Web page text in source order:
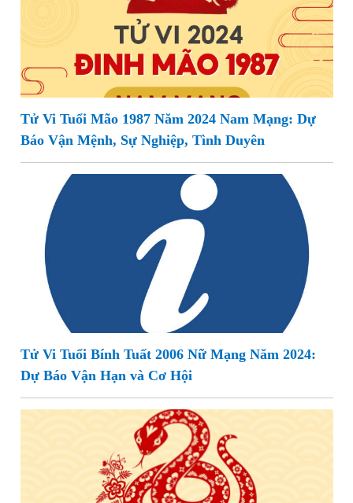
Tử Vi Tuổi Mão 1987 Năm 2024 Nam Mạng: Dự
Báo Vận Mệnh, Sự Nghiệp, Tình Duyên
Tử Vi Tuổi Bính Tuất 2006 Nữ Mạng Năm 2024:
Dự Báo Vận Hạn và Cơ Hội